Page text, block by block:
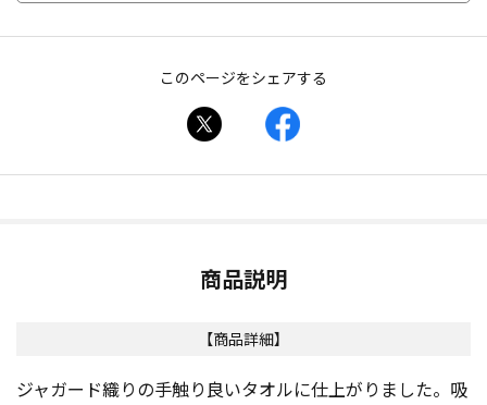
このページをシェアする
商品説明
【商品詳細】
ジャガード織りの手触り良いタオルに仕上がりました。吸